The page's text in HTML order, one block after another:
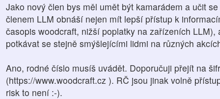
Jako nový člen bys měl umět být kamarádem a učit
členem LLM obnáší nejen mít lepší přístup k
časopis woodcraft, nižší poplatky na zařízeních LLM),
potkávat se stejně smýšlejícími lidmi na různých
Ano, rodné číslo musíš uvádět. Doporučuji přejít na
(https://www.woodcraft.cz ). RČ jsou jinak volně
risk to není :-).